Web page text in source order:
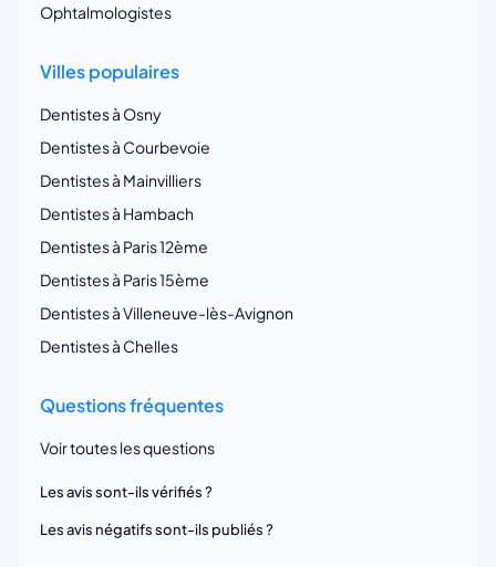
Ophtalmologistes
Villes populaires
Dentistes à Osny
Dentistes à Courbevoie
Dentistes à Mainvilliers
Dentistes à Hambach
Dentistes à Paris 12ème
Dentistes à Paris 15ème
Dentistes à Villeneuve-lès-Avignon
Dentistes à Chelles
Questions fréquentes
Voir toutes les questions
Les avis sont-ils vérifiés ?
Les avis négatifs sont-ils publiés ?